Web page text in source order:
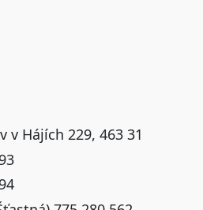
v Hájích 229, 463 31